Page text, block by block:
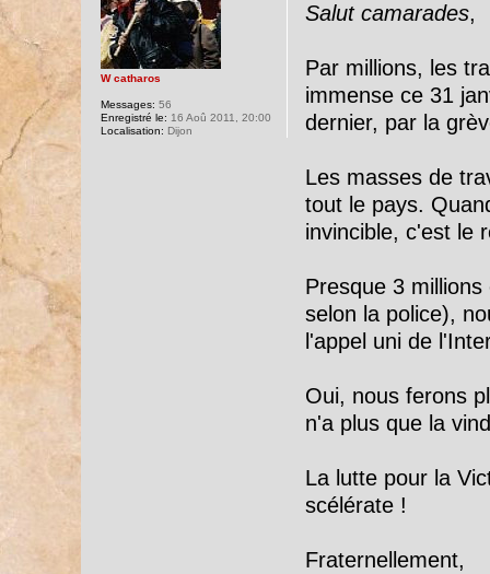
Salut camarades,
Par millions, les
immense ce 31
dernier, par la
Les masses de
tout le pays.
invincible, c'est le
Presque 3
selon la police),
l'appel uni de
Oui, nous ferons
n'a plus que la
La lutte pour la
scélérate !
Fraternellement,
W catharos
Messages: 56
Enregistré le: 16 Aoû 2011, 20:00
Localisation: Dijon